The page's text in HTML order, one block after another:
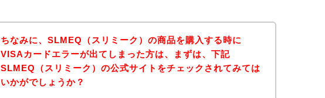
ちなみに、SLMEQ（スリミーク）の商品を購入する時に
VISAカードエラーが出てしまった方は、まずは、下記
SLMEQ（スリミーク）の公式サイトをチェックされてみては
いかがでしょうか？